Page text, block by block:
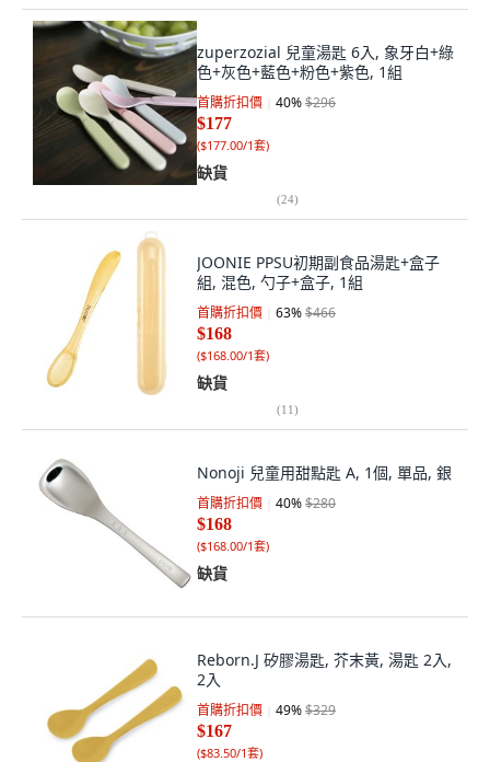
zuperzozial 兒童湯匙 6入, 象牙白+綠
色+灰色+藍色+粉色+紫色, 1組
首購折扣價 40%$296
$177
($177.00/1套)
缺貨
(24)
JOONIE PPSU初期副食品湯匙+盒子
組, 混色, 勺子+盒子, 1組
首購折扣價 63%$466
$168
($168.00/1套)
缺貨
(11)
Nonoji 兒童用甜點匙 A, 1個, 單品, 銀
首購折扣價 40%$280
$168
($168.00/1套)
缺貨
Reborn.J 矽膠湯匙, 芥末黃, 湯匙 2入,
2入
首購折扣價 49%$329
$167
($83.50/1套)